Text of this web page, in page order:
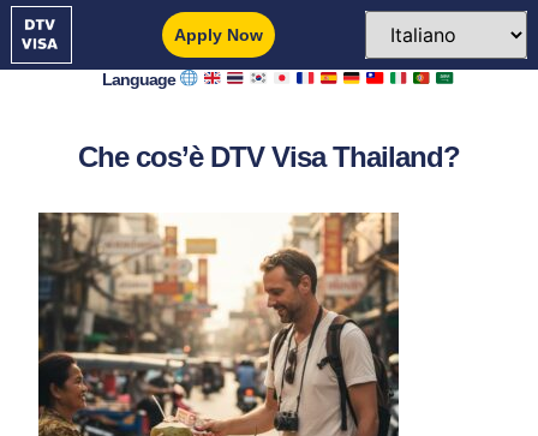
Apply Now
Language
Che cos’è DTV Visa Thailand?